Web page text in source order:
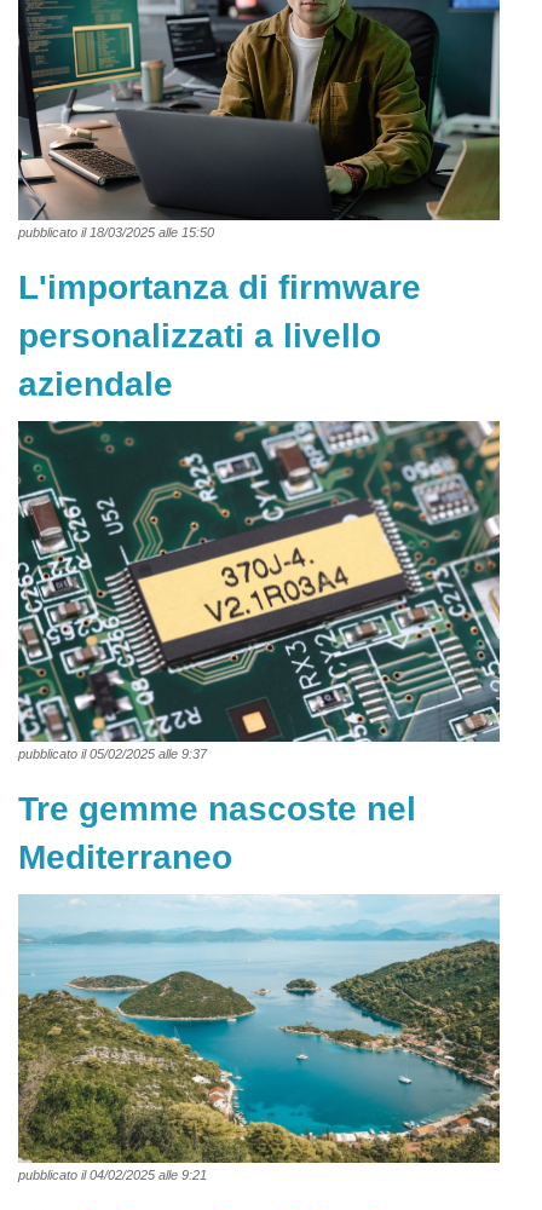
pubblicato il 18/03/2025 alle 15:50
L'importanza di firmware
personalizzati a livello
aziendale
pubblicato il 05/02/2025 alle 9:37
Tre gemme nascoste nel
Mediterraneo
pubblicato il 04/02/2025 alle 9:21